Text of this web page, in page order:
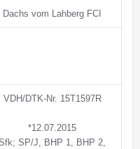
Dachs vom Lahberg FCI
VDH/DTK-Nr. 15T1597R
*12.07.2015
SP/J, BHP 1, BHP 2,